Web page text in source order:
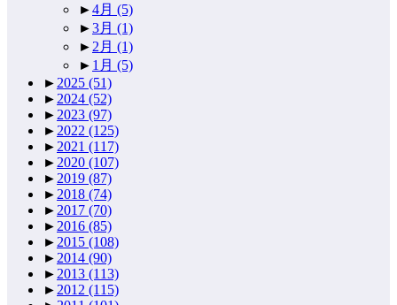
►4月 (5)
►3月 (1)
► 2月 (1)
► 1月 (5)
► 2025 (51)
► 2024 (52)
► 2023 (97)
► 2022 (125)
► 2021 (117)
► 2020 (107)
► 2019 (87)
► 2018 (74)
► 2017 (70)
► 2016 (85)
► 2015 (108)
► 2014 (90)
► 2013 (113)
► 2012 (115)